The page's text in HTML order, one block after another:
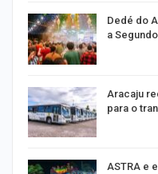
Dedé do
a
Aracaju
para o
ASTRA e